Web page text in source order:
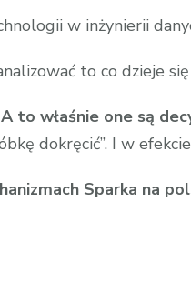
w inżynierii
to co dzieje
to właśnie one są
dokręcić”. I w
Sparka na